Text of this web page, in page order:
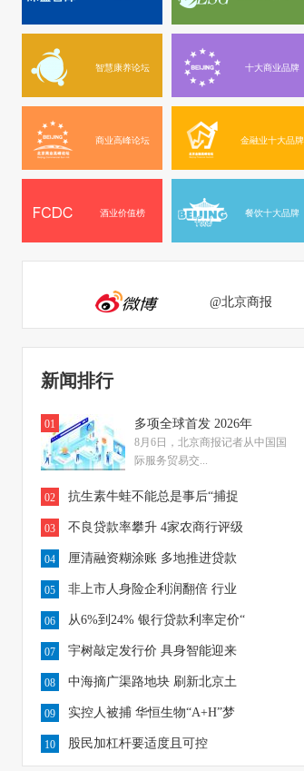
智慧康养论坛 十大商业品牌
商业高峰论坛 金融业十大品牌
酒业价值榜 餐饮十大品牌
@北京商报
新闻排行
01 多项全球首发 2026年
8月6日，北京商报记者从中国国
际服务贸易交...
02 抗生素牛蛙不能总是事后“捕捉
03 不良贷款率攀升 4家农商行评级
04 厘清融资糊涂账 多地推进贷款
05 非上市人身险企利润翻倍 行业
06 从6%到24% 银行贷款利率定价“
07 宇树敲定发行价 具身智能迎来
08 中海摘广渠路地块 刷新北京土
09 实控人被捕 华恒生物“A+H”梦
10 股民加杠杆要适度且可控